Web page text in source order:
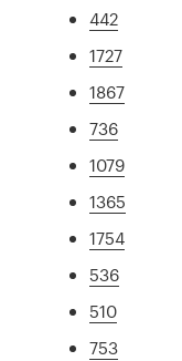
442
1727
1867
736
1079
1365
1754
536
510
753